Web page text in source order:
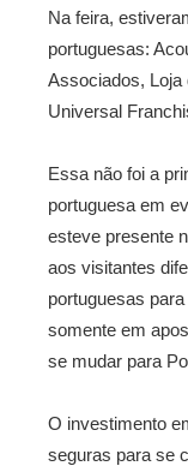
Na feira,
portuguesas:
Associados, Loja
Universal
Essa não foi a
portuguesa em
esteve presente
aos visitantes
portuguesas
somente em
se mudar para
O investimento
seguras para se